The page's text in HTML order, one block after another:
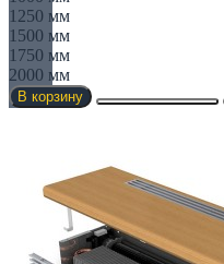
1250 мм
1500 мм
1750 мм
2000 мм
В корзину